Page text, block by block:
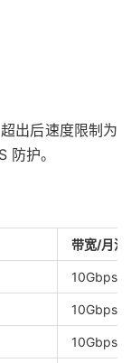
出后速度限制为
护。
带宽/月流
10Gbps/
10Gbps/
10Gbps/